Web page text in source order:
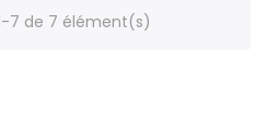
7 de 7 élément(s)